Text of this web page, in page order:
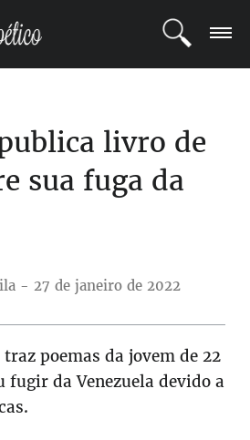
livro de
sua fuga da
- 27 de janeiro de 2022
poemas da jovem de 22
fugir da Venezuela devido a